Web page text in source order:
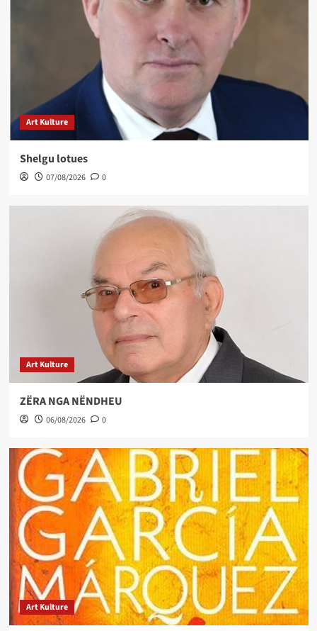
Art Kulture
Shelgu lotues
07/08/2026 0
Art Kulture
ZËRA NGA NËNDHEU
06/08/2026 0
Art Kulture